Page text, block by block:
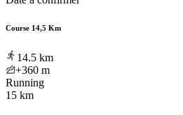
Course 14,5 Km
14.5 km
+360 m
Running
15 km